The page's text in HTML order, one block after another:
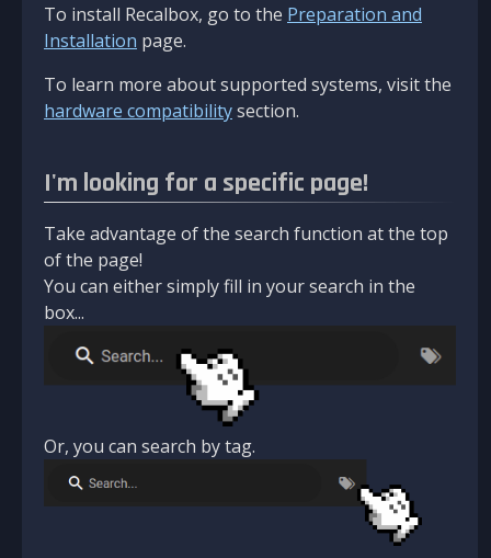
To install Recalbox, go to the Preparation and
Installation page.
To learn more about supported systems, visit the
hardware compatibilitysection.
I'm looking for a specific page!
Take advantage of the search function at the top
of the page!
You can either simply fill in your search in the
box...
Or, you can search by tag.